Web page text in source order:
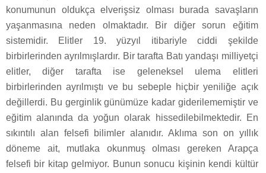
konumunun oldukça elverişsiz olması burada savaşların
yaşanmasına neden olmaktadır. Bir diğer sorun eğitim
sistemidir. Elitler 19. yüzyıl itibariyle ciddi şekilde
birbirlerinden ayrılmışlardır. Bir tarafta Batı yandaşı milliyetçi
elitler, diğer tarafta ise geleneksel ulema elitleri
birbirlerinden ayrılmıştı ve bu sebeple hiçbir yeniliğe açık
değillerdi. Bu gerginlik günümüze kadar giderilememiştir ve
eğitim alanında da yoğun olarak hissedilebilmektedir. En
sıkıntılı alan felsefi bilimler alanıdır. Aklıma son on yıllık
döneme ait, mutlaka okunmuş olması gereken Arapça
felsefi bir kitap gelmiyor. Bunun sonucu kişinin kendi kültür